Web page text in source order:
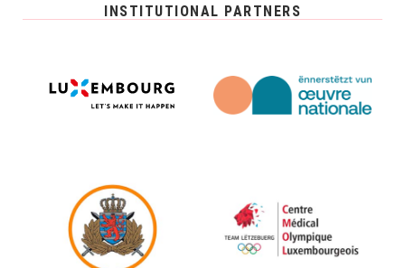
INSTITUTIONAL PARTNERS